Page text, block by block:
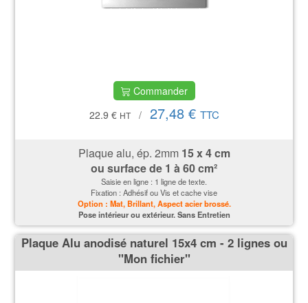
Commander
22.9 € HT / 27,48 € TTC
Plaque alu, ép. 2mm15 x 4 cm
ou surface de 1 à 60 cm²
Saisie en ligne : 1 ligne de texte.
Fixation : Adhésif ou Vis et cache vise
Option : Mat, Brillant, Aspect acier brossé.
Pose intérieur ou extérieur. Sans Entretien
Plaque Alu anodisé naturel 15x4 cm - 2 lignes ou
''Mon fichier''